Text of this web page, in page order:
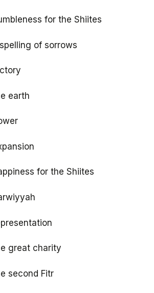
for the Shiites
of sorrows
earth
for the Shiites
great charity
second Fitr